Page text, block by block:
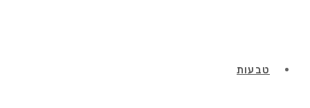
טבעות